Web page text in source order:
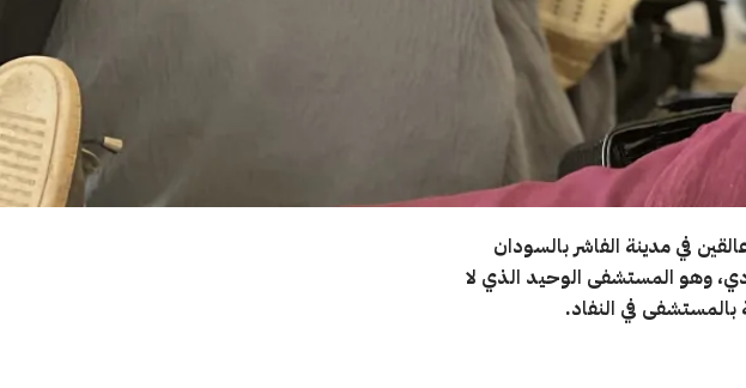
في مدينة الفاشر بالسودان
وهو المستشفى الوحيد الذي لا
بالمستشفى في النفاد.